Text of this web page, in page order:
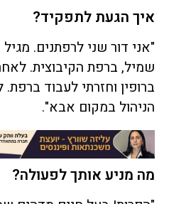
איך הגעת לתפקיד?
"אני דור שני לרפתנים.
שמיל, ברפת הקיבוצית.
ברופין וחזרתי לעבוד
הניהול במקום אבא".
מה מניע אותך לפעולה?